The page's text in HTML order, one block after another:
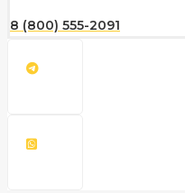
8 (800) 555-2091